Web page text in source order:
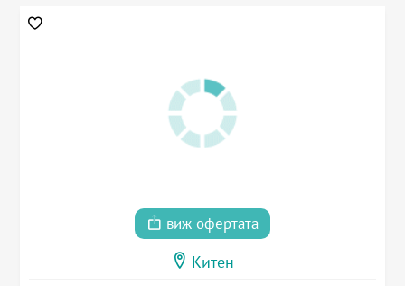
виж офертата
Китен